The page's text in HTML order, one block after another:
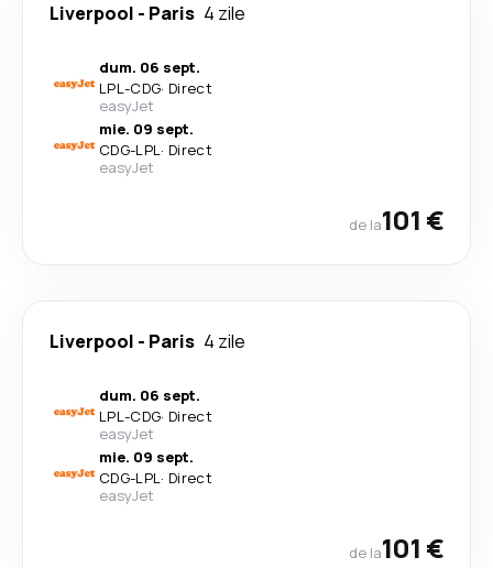
Liverpool - Paris 4 zile
dum. 06 sept.
LPL-CDG· Direct
easyJet
mie. 09 sept.
CDG-LPL· Direct
easyJet
de la101 €
Liverpool - Paris 4 zile
dum. 06 sept.
LPL-CDG· Direct
easyJet
mie. 09 sept.
CDG-LPL· Direct
easyJet
de la101 €